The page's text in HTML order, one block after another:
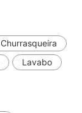
Churrasqueira
Lavabo